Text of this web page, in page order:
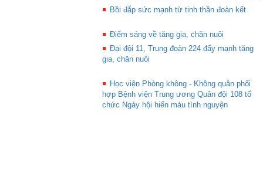
Bồi đắp sức mạnh từ tinh thần đoàn kết
Điểm sáng về tăng gia, chăn nuôi
Đại đội 11, Trung đoàn 224 đẩy mạnh tăng
gia, chăn nuôi
Học viện Phòng không - Không quân phối
hợp Bệnh viện Trung ương Quân đội 108 tổ
chức Ngày hội hiến máu tình nguyện